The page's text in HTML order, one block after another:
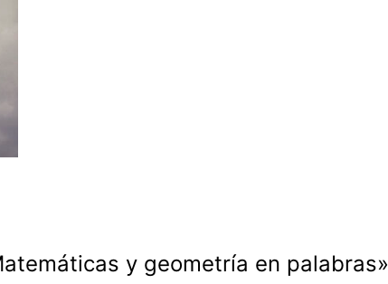
y geometría en palabras»